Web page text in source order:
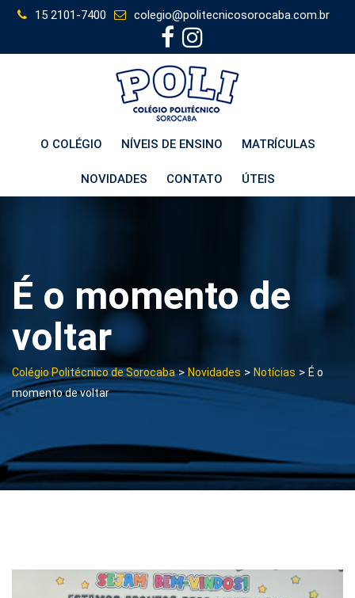
Skip
content
15 2101-7400 colegio@politecnicosorocaba.com.br
O COLÉGIO NÍVEIS DE ENSINO MATRÍCULAS
NOVIDADES CONTATO ÚTEIS
É o momento de
voltar
Colégio Politécnico de Sorocaba>Novidades > Notícias > É o
momento de voltar